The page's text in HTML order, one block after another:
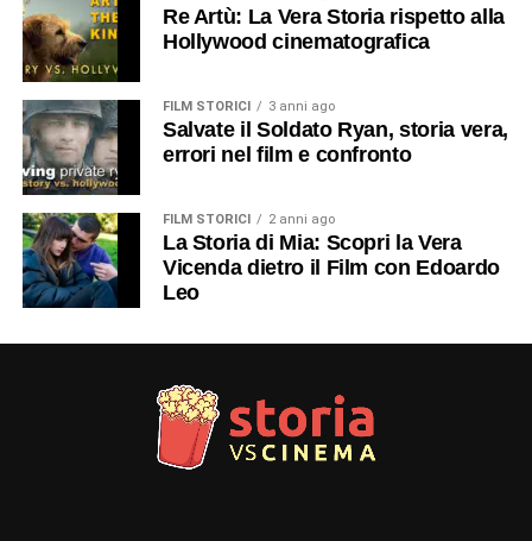
Re Artù: La Vera Storia rispetto alla
Hollywood cinematografica
FILM STORICI 3 anni ago
Salvate il Soldato Ryan, storia vera,
errori nel film e confronto
FILM STORICI 2 anni ago
La Storia di Mia: Scopri la Vera
Vicenda dietro il Film con Edoardo
Leo